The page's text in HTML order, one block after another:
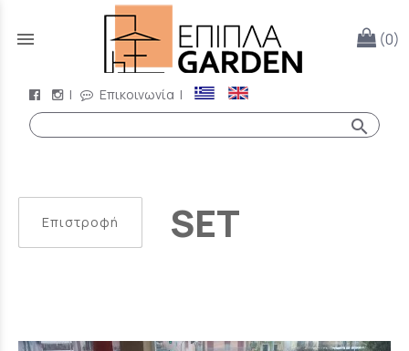
menu (0)
| Επικοινωνία |
search
SET
Επιστροφή